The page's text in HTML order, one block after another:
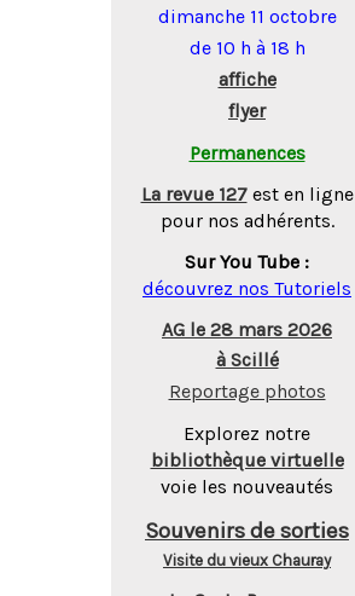
dimanche 11 octobre
de 10 h à 18 h
affiche
flyer
Permanences
La revue 127 est en ligne
pour nos adhérents.
Sur You Tube :
découvrez nos Tutoriels
AG le 28 mars 2026
à Scillé
Reportage photos
Explorez notre
bibliothèque virtuelle
voie les nouveautés
Souvenirs de sorties
Visite du vieux Chauray